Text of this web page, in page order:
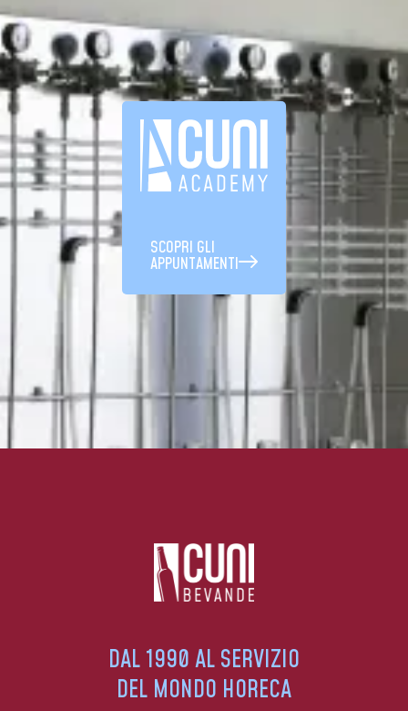
SCOPRI GLI
APPUNTAMENTI
DAL 1990 AL SERVIZIO
DEL MONDO HORECA